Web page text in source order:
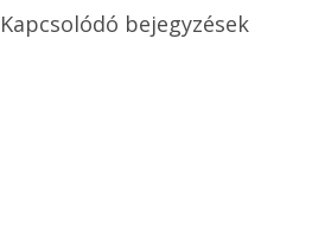
Kapcsolódó bejegyzések